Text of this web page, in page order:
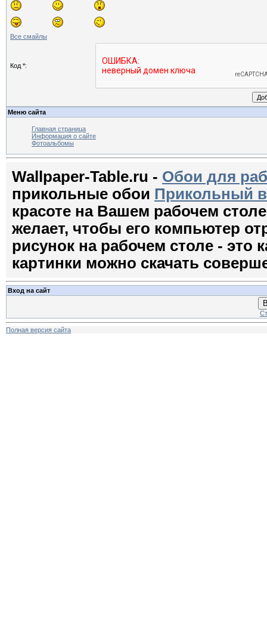
Все смайлы
Код *:
Меню сайта
Главная страница
Информация о сайте
Фотоальбомы
Wallpaper-Table.ru - Обои для
прикольные обои Прикольный
красоте на Вашем рабочем
желает, чтобы его компьютер
рисунок на рабочем столе - это
картинки можно скачать
Вход на сайт
Полная версия сайта